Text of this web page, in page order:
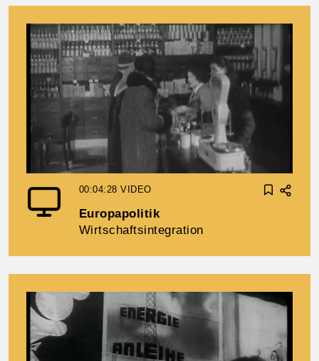
00:04:28VIDEO
Europapolitik
Wirtschaftsintegration